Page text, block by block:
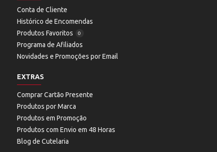
Conta de Cliente
Histórico de Encomendas
Produtos Favoritos
0
Programa de Afiliados
Novidades e Promoções por Email
EXTRAS
Comprar Cartão Presente
Produtos por Marca
Produtos em Promoção
Produtos com Envio em 48 Horas
Blog de Cutelaria